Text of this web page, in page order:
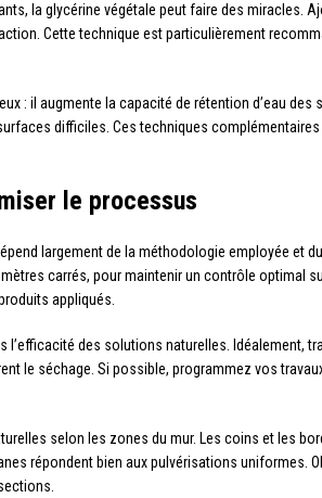
la glycérine végétale peut faire des miracles.
Cette technique est particulièrement
: il augmente la capacité de rétention d’eau
difficiles. Ces techniques
le processus
largement de la méthodologie employée
carrés, pour maintenir un contrôle optimal
appliqués.
l’efficacité des solutions naturelles. Idéalement,
le séchage. Si possible, programmez vos
selon les zones du mur. Les coins et les
répondent bien aux pulvérisations uniformes.